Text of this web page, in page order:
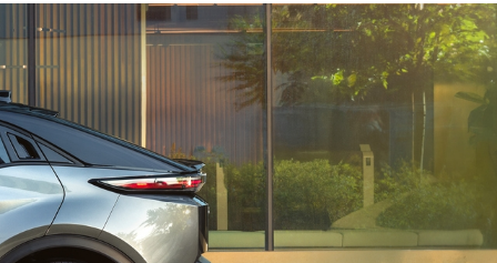
€ 32.995,-
C-HR
ALS PLUG-IN
Vraag een brochure aan
Bekijk de verwachte
Onderdelen
Accessoires
Banden
Werkplaatsafspraak
maken
Contact en
Thuislaadpakketten
Laadpas
Energie en slim
laden
Lease
Bedrijfswagens op
maat
Financieren of
Verzekeren
Vraag een
brochure
aan
Contact en
Route